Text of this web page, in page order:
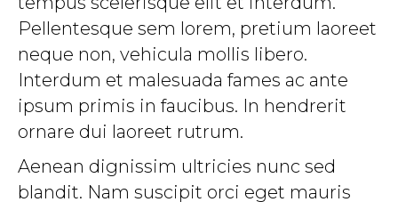
Pellentesque sem lorem, pretium laoreet
neque non, vehicula mollis libero.
Interdum et malesuada fames ac ante
ipsum primis in faucibus. In hendrerit
ornare dui laoreet rutrum.
Aenean dignissim ultricies nunc sed
blandit. Nam suscipit orci eget mauris